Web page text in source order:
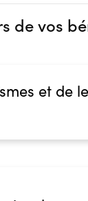
de vos
et de